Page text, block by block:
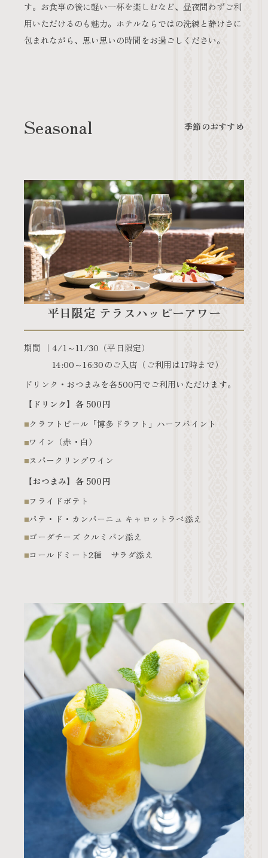
す。お食事の後に軽い一杯を楽しむなど、昼夜問わずご利
用いただけるのも魅力。ホテルならではの洗練と静けさに
包まれながら、思い思いの時間をお過ごしください。
Seasonal 季節のおすすめ
平日限定 テラスハッピーアワー
期間
4/1～11/30（平日限定）
14:00～16:30のご入店（ご利用は17時まで）
ドリンク・おつまみを各500円でご利用いただけます。
【ドリンク】各 500円
クラフトビール「博多ドラフト」ハーフパイント
ワイン（赤・白）
スパークリングワイン
【おつまみ】各 500円
フライドポテト
パテ・ド・カンパーニュ キャロットラペ添え
ゴーダチーズ クルミパン添え
コールドミート2種 サラダ添え